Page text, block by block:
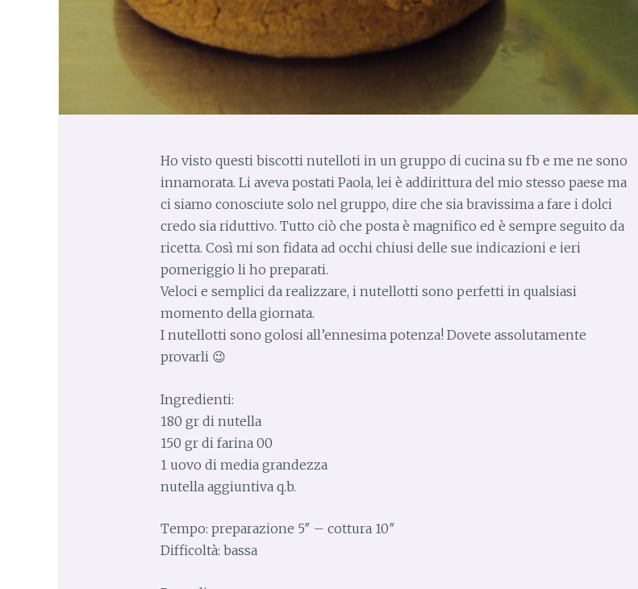
Ho visto questi biscotti nutelloti in un gruppo di cucina su fb e me ne sono
innamorata. Li aveva postati Paola, lei è addirittura del mio stesso paese ma
ci siamo conosciute solo nel gruppo, dire che sia bravissima a fare i dolci
credo sia riduttivo. Tutto ciò che posta è magnifico ed è sempre seguito da
ricetta. Così mi son fidata ad occhi chiusi delle sue indicazioni e ieri
pomeriggio li ho preparati.
Veloci e semplici da realizzare, i nutellotti sono perfetti in qualsiasi
momento della giornata.
I nutellotti sono golosi all’ennesima potenza! Dovete assolutamente
provarli 😉
Ingredienti:
180 gr di nutella
150 gr di farina 00
1 uovo di media grandezza
nutella aggiuntiva q.b.
Tempo: preparazione 5″ – cottura 10″
Difficoltà: bassa